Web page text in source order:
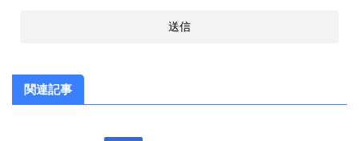
関連記事